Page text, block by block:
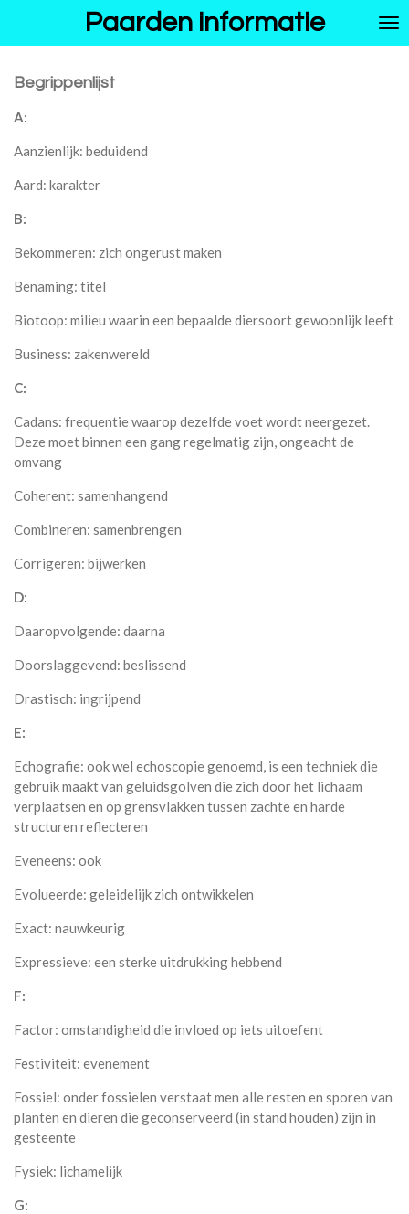
de
Paarden informatie
Begrippenlijst
A:
Aanzienlijk: beduidend
Aard: karakter
B:
Bekommeren: zich ongerust maken
Benaming: titel
Biotoop: milieu waarin een bepaalde diersoort gewoonlijk leeft
Business: zakenwereld
C:
Cadans: frequentie waarop dezelfde voet wordt neergezet.
Deze moet binnen een gang regelmatig zijn, ongeacht de
omvang
Coherent: samenhangend
Combineren: samenbrengen
Corrigeren: bijwerken
D:
Daaropvolgende: daarna
Doorslaggevend: beslissend
Drastisch: ingrijpend
E:
Echografie: ook wel echoscopie genoemd, is een techniek die
gebruik maakt van geluidsgolven die zich door het lichaam
verplaatsen en op grensvlakken tussen zachte en harde
structuren reflecteren
Eveneens: ook
Evolueerde: geleidelijk zich ontwikkelen
Exact: nauwkeurig
Expressieve: een sterke uitdrukking hebbend
F:
Factor: omstandigheid die invloed op iets uitoefent
Festiviteit: evenement
Fossiel: onder fossielen verstaat men alle resten en sporen van
planten en dieren die geconserveerd (in stand houden) zijn in
gesteente
Fysiek: lichamelijk
G: